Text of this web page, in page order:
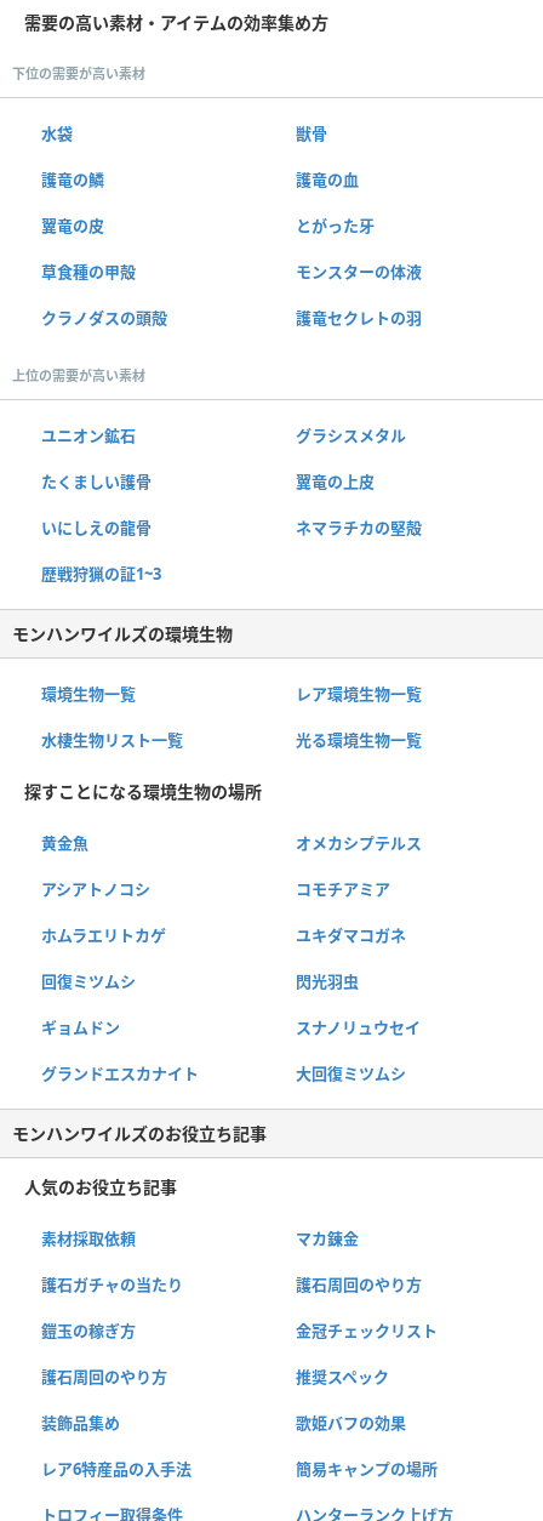
需要の高い素材・アイテムの効率集め方
下位の需要が高い素材
水袋 獣骨
護竜の鱗 護竜の血
翼竜の皮 とがった牙
草食種の甲殻 モンスターの体液
クラノダスの頭殻 護竜セクレトの羽
上位の需要が高い素材
ユニオン鉱石 グラシスメタル
たくましい護骨 翼竜の上皮
いにしえの龍骨 ネマラチカの堅殻
歴戦狩猟の証1~3
モンハンワイルズの環境生物
環境生物一覧 レア環境生物一覧
水棲生物リスト一覧 光る環境生物一覧
探すことになる環境生物の場所
黄金魚 オメカシプテルス
アシアトノコシ コモチアミア
ホムラエリトカゲ ユキダマコガネ
回復ミツムシ 閃光羽虫
ギョムドン スナノリュウセイ
グランドエスカナイト 大回復ミツムシ
モンハンワイルズのお役立ち記事
人気のお役立ち記事
素材採取依頼 マカ錬金
護石ガチャの当たり 護石周回のやり方
鎧玉の稼ぎ方 金冠チェックリスト
護石周回のやり方 推奨スペック
装飾品集め 歌姫バフの効果
レア6特産品の入手法 簡易キャンプの場所
トロフィー取得条件 ハンターランク上げ方